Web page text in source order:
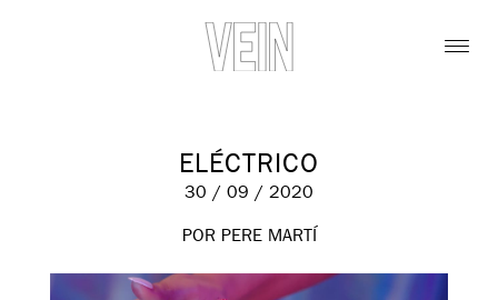
ELÉCTRICO
30 / 09 / 2020
POR PERE MARTÍ